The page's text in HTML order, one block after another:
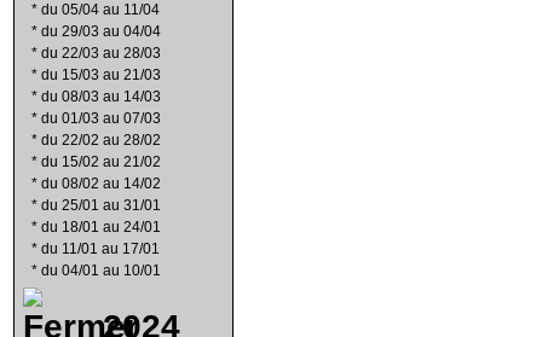
* du 05/04 au 11/04
* du 29/03 au 04/04
* du 22/03 au 28/03
* du 15/03 au 21/03
* du 08/03 au 14/03
* du 01/03 au 07/03
* du 22/02 au 28/02
* du 15/02 au 21/02
* du 08/02 au 14/02
* du 25/01 au 31/01
* du 18/01 au 24/01
* du 11/01 au 17/01
* du 04/01 au 10/01
2024